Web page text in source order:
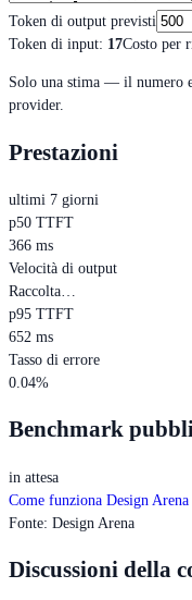
Token di output previsti
Token di input: 17Costo per
Solo una stima — il numero
provider.
Prestazioni
ultimi 7 giorni
p50 TTFT
366 ms
Velocità di output
Raccolta…
p95 TTFT
652 ms
Tasso di errore
0.04%
Benchmark
in attesa
Come funziona Design Arena
Fonte: Design Arena
Discussioni della